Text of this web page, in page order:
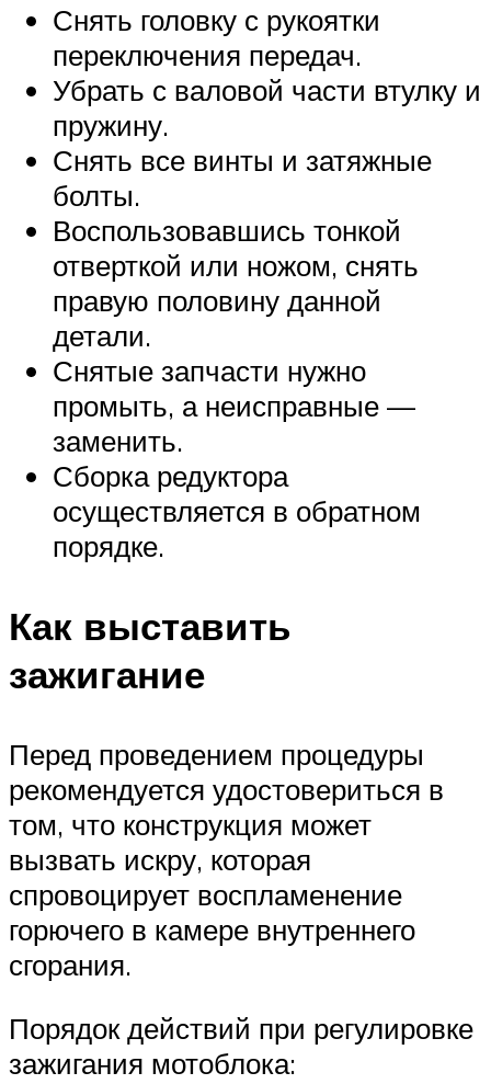
Снять головку с рукоятки
переключения передач.
Убрать с валовой части втулку и
пружину.
Снять все винты и затяжные
болты.
Воспользовавшись тонкой
отверткой или ножом, снять
правую половину данной
детали.
Снятые запчасти нужно
промыть, а неисправные —
заменить.
Сборка редуктора
осуществляется в обратном
порядке.
Как выставить
зажигание
Перед проведением процедуры
рекомендуется удостовериться в
том, что конструкция может
вызвать искру, которая
спровоцирует воспламенение
горючего в камере внутреннего
сгорания.
Порядок действий при регулировке
зажигания мотоблока: